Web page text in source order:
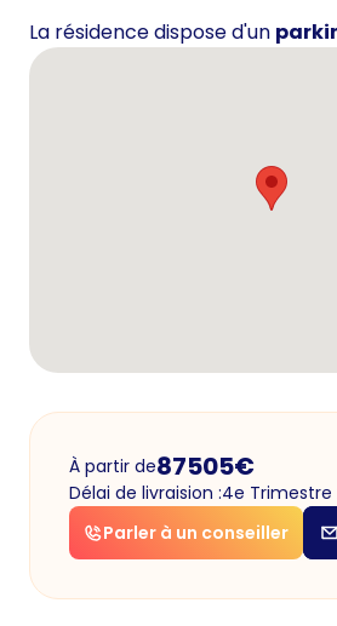
La résidence dispose d'un
À partir de87505€
Délai de livraision :4e Trimestre
Parler à un conseiller